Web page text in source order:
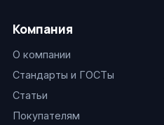
Компания
О компании
Стандарты и ГОСТы
Статьи
Покупателям